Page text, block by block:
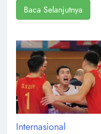
Baca Selanjutnya
Internasional